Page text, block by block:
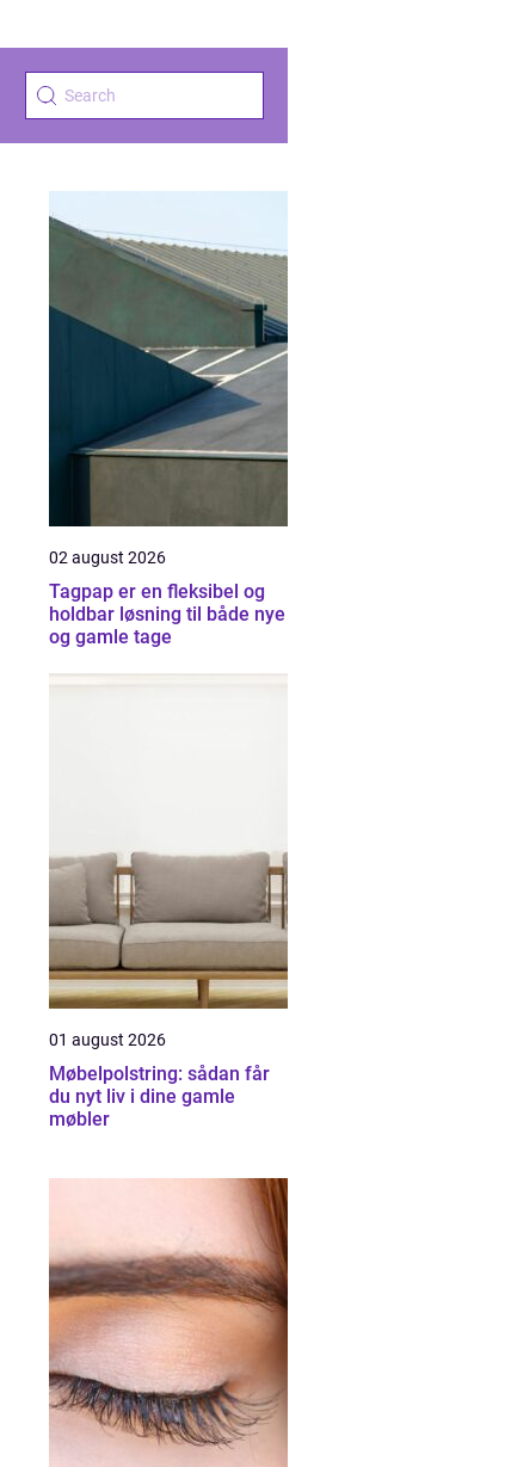
02 august 2026
Tagpap er en fleksibel og
holdbar løsning til både nye
og gamle tage
01 august 2026
Møbelpolstring: sådan får
du nyt liv i dine gamle
møbler